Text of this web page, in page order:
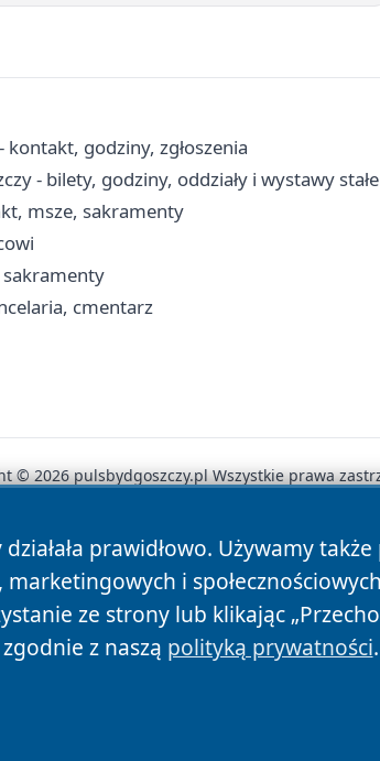
godziny, zgłoszenia
- bilety, godziny, oddziały i wystawy stałe
msze, sakramenty
sakramenty
cmentarz
prawidłowo. Używamy
i
ze strony lub klikając
z naszą polityką prywatności.
© 2026 pulsbydgoszczy.pl Wszystkie prawa
Autorzy Polityka Prywatności Polityka